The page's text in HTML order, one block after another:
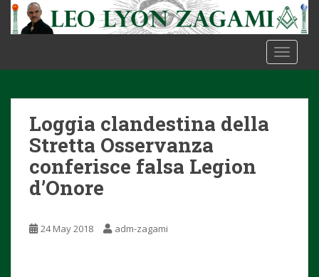
t
Loggia clandestina della
Stretta Osservanza
conferisce falsa Legion
d’Onore
24 May 2018 adm-zagami